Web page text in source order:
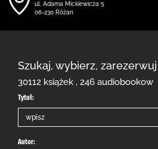
ul. Adama Mickiewicza 5
06-230 Różan
Szukaj, wybierz, zarezerwuj
30112 książek , 246 audiobookow
Tytuł:
Autor: